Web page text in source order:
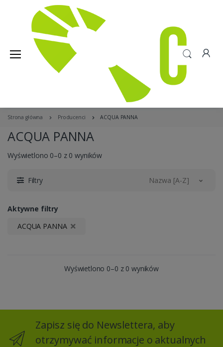
Strona główna Producenci ACQUA PANNA
ACQUA PANNA
Wyświetlono 0–0 z 0 wyników
Filtry Nazwa [A-Z]
Aktywne filtry
ACQUA PANNA
Wyświetlono 0–0 z 0 wyników
Zapisz się do Newslettera, aby
otrzymywać informacje o aktualnych